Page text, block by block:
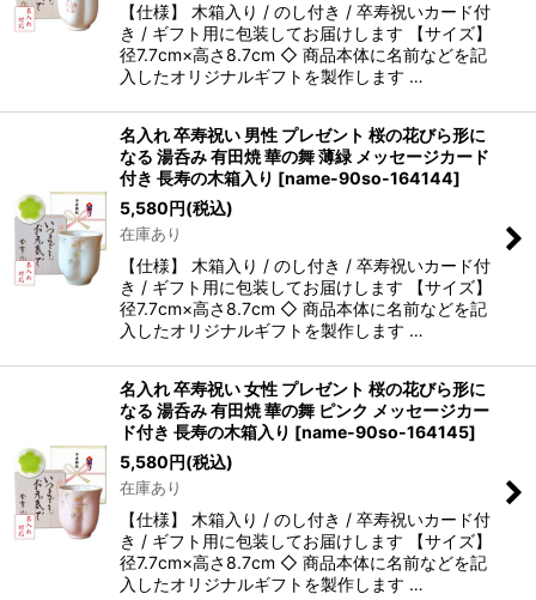
【仕様】 木箱入り / のし付き / 卒寿祝いカード付
き / ギフト用に包装してお届けします 【サイズ】
径7.7cm×高さ8.7cm ◇ 商品本体に名前などを記
入したオリジナルギフトを製作します …
名入れ 卒寿祝い 男性 プレゼント 桜の花びら形に
なる 湯呑み 有田焼 華の舞 薄緑 メッセージカード
付き 長寿の木箱入り [name-90so-164144]
5,580円(税込)
在庫あり
【仕様】 木箱入り / のし付き / 卒寿祝いカード付
き / ギフト用に包装してお届けします 【サイズ】
径7.7cm×高さ8.7cm ◇ 商品本体に名前などを記
入したオリジナルギフトを製作します …
名入れ 卒寿祝い 女性 プレゼント 桜の花びら形に
なる 湯呑み 有田焼 華の舞 ピンク メッセージカー
ド付き 長寿の木箱入り [name-90so-164145]
5,580円(税込)
在庫あり
【仕様】 木箱入り / のし付き / 卒寿祝いカード付
き / ギフト用に包装してお届けします 【サイズ】
径7.7cm×高さ8.7cm ◇ 商品本体に名前などを記
入したオリジナルギフトを製作します …